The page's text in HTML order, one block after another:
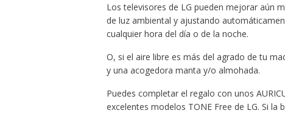
Los televisores de LG pueden mejorar aún
de luz ambiental y ajustando
cualquier hora del día o de la noche.
O, si el aire libre es más del agrado de tu
y una acogedora manta y/o almohada.
Puedes completar el regalo con unos
excelentes modelos TONE Free de LG. Si